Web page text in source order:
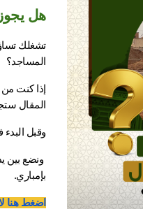
هل
المساجد؟
المقال
وقبل
بإمباري.
اضغط هنا